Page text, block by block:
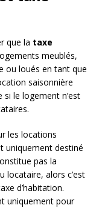
que la taxe
meublés,
ou loués en tant que
saisonnière
si le logement n’est
les locations
uniquement destiné
pas la
locataire, alors c’est
d’habitation.
uniquement pour